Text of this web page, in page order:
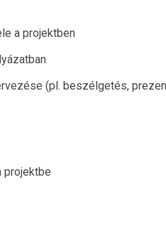
a projektben
(pl. beszélgetés,
projektbe